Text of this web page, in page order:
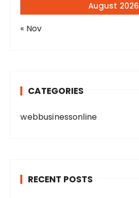
August 2026
« Nov
CATEGORIES
webbusinessonline
RECENT POSTS